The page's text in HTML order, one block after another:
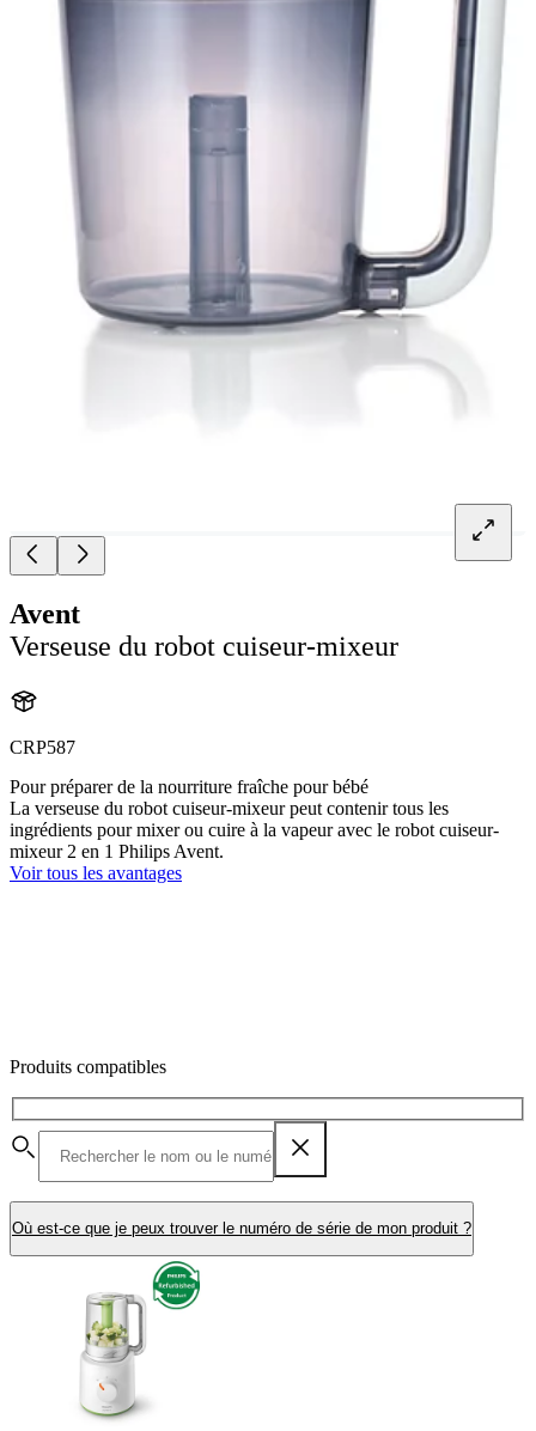
Avent
Verseuse du robot cuiseur-mixeur
CRP587
Pour préparer de la nourriture fraîche pour bébé
La verseuse du robot cuiseur-mixeur peut contenir tous les
ingrédients pour mixer ou cuire à la vapeur avec le robot cuiseur-
mixeur 2 en 1 Philips Avent.
Voir tous les avantages
Produits compatibles
Où est-ce que je peux trouver le numéro de série de mon produit ?